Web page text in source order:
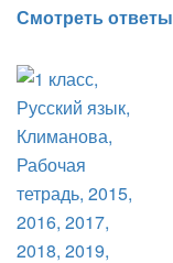
Смотреть ответы